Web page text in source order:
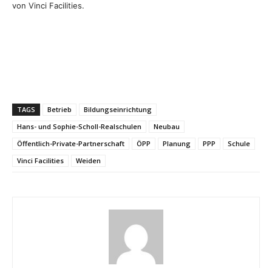
von Vinci Facilities.
TAGS Betrieb
Bildungseinrichtung
Hans- und Sophie-Scholl-Realschulen
Neubau
Öffentlich-Private-Partnerschaft
ÖPP Planung PPP
Schule
Vinci Facilities
Weiden